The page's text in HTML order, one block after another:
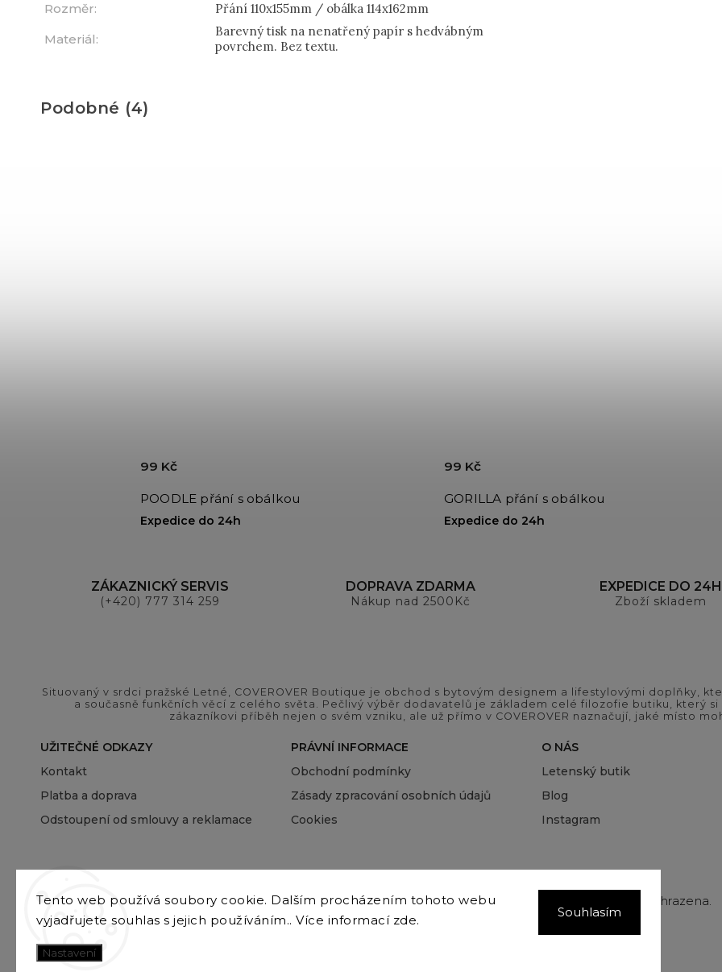
Tento web používá soubory cookie. Dalším procházením tohoto webu
vyjadřujete souhlas s jejich používáním.. Více informací zde.
Nastavení
Souhlasím
Rozměr:
Přání 110x155mm / obálka 114x162mm
Materiál:
Barevný tisk na nenatřený papír s hedvábným
povrchem. Bez textu.
Podobné (4)
POODLE přání s obálkou
Expedice do 24h
99 Kč
GORILLA přání s obálkou
Expedice do 24h
99 Kč
ZÁKAZNICKÝ SERVIS
(+420) 777 314 259
DOPRAVA ZDARMA
Nákup nad 2500Kč
EXPEDICE DO 24H
Zboží skladem
Situovaný v srdci pražské Letné, COVEROVER Boutique je obchod s bytovým designem a lifestylovými doplňky,
a současně funkčních věcí z celého světa. Pečlivý výběr dodavatelů je základem celé filozofie butiku, který si
zákazníkovi příběh nejen o svém vzniku, ale už přímo v COVEROVER naznačují, jaké místo
UŽITEČNÉ ODKAZY
Kontakt
Platba a doprava
Odstoupení od smlouvy a reklamace
PRÁVNÍ INFORMACE
Obchodní podmínky
Zásady zpracování osobních údajů
Cookies
O NÁS
Letenský butik
Blog
Instagram
Copyright 2026COVEROVER
. Všechna práva vyhrazena.
Upravit nastavení cookies